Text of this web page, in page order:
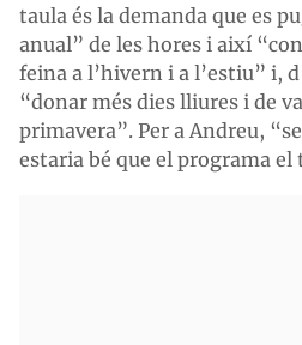
taula és la demanda que es
anual” de les hores i així
feina a l’hivern i a l’estiu” i,
“donar més dies lliures i de
primavera”. Per a Andreu,
estaria bé que el programa el